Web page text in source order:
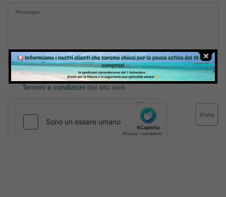
Inviando il messaggio confermo di aver letto e accettato
Termini e condizioni del sito web
Invia